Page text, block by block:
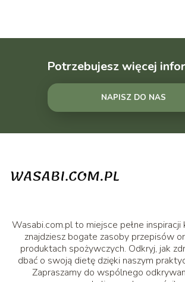
Potrzebujesz więcej
NAPISZ DO NAS
Wasabi.com.pl to miejsce pełne inspiracji
znajdziesz bogate zasoby przepisów
produktach spożywczych. Odkryj, jak
dbać o swoją dietę dzięki naszym
Zapraszamy do wspólnego